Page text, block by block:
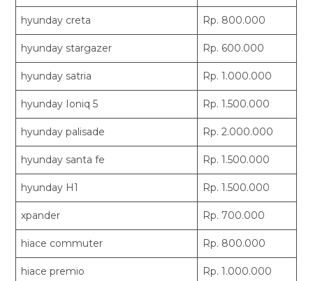
hyunday creta Rp. 800.000
hyunday stargazer Rp. 600.000
hyunday satria Rp. 1.000.000
hyunday Ioniq 5 Rp. 1.500.000
hyunday palisade Rp. 2.000.000
hyunday santa fe Rp. 1.500.000
hyunday H1 Rp. 1.500.000
xpander Rp. 700.000
hiace commuter Rp. 800.000
hiace premio Rp. 1.000.000